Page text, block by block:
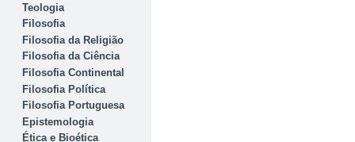
Teologia
Filosofia
Filosofia da Religião
Filosofia da Ciência
Filosofia Continental
Filosofia Política
Filosofia Portuguesa
Epistemologia
Ética e Bioética